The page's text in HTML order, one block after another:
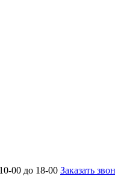
00 до 18-00 Заказать